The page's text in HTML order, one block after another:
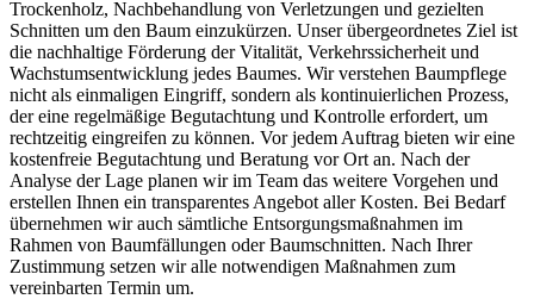
Trockenholz, Nachbehandlung von Verletzungen und gezielten
Schnitten um den Baum einzukürzen. Unser übergeordnetes Ziel ist
die nachhaltige Förderung der Vitalität, Verkehrssicherheit und
Wachstumsentwicklung jedes Baumes. Wir verstehen Baumpflege
nicht als einmaligen Eingriff, sondern als kontinuierlichen Prozess,
der eine regelmäßige Begutachtung und Kontrolle erfordert, um
rechtzeitig eingreifen zu können. Vor jedem Auftrag bieten wir eine
kostenfreie Begutachtung und Beratung vor Ort an. Nach der
Analyse der Lage planen wir im Team das weitere Vorgehen und
erstellen Ihnen ein transparentes Angebot aller Kosten. Bei Bedarf
übernehmen wir auch sämtliche Entsorgungsmaßnahmen im
Rahmen von Baumfällungen oder Baumschnitten. Nach Ihrer
Zustimmung setzen wir alle notwendigen Maßnahmen zum
vereinbarten Termin um.